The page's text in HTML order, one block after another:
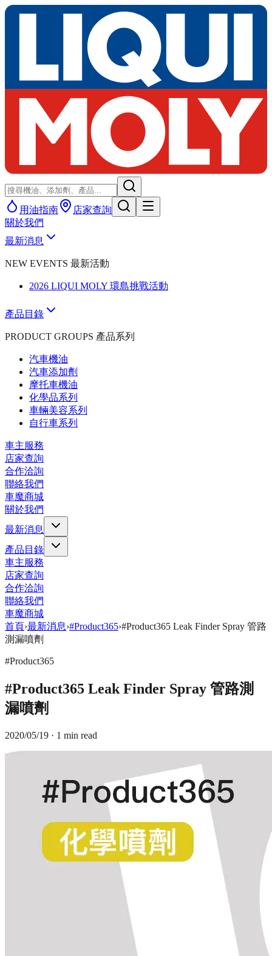
用油指南
店家查詢
關於我們
最新消息
NEW EVENTS 最新活動
2026 LIQUI MOLY 環島挑戰活動
產品目錄
PRODUCT GROUPS 產品系列
汽車機油
汽車添加劑
摩托車機油
化學品系列
車輛美容系列
自行車系列
車主服務
店家查詢
合作洽詢
聯絡我們
車魔商城
關於我們
最新消息
產品目錄
車主服務
店家查詢
合作洽詢
聯絡我們
車魔商城
首頁›最新消息›#Product365›#Product365 Leak Finder Spray 管路
測漏噴劑
#Product365
#Product365 Leak Finder Spray 管路測
漏噴劑
2020/05/19 · 1 min read